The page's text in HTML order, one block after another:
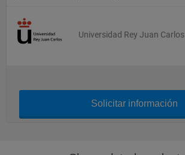
Universidad Rey Juan Carlos
Solicitar información